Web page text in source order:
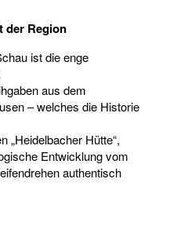
der Region
ist die enge
aus dem
– welches die Historie
„Heidelbacher Hütte“,
Entwicklung vom
authentisch